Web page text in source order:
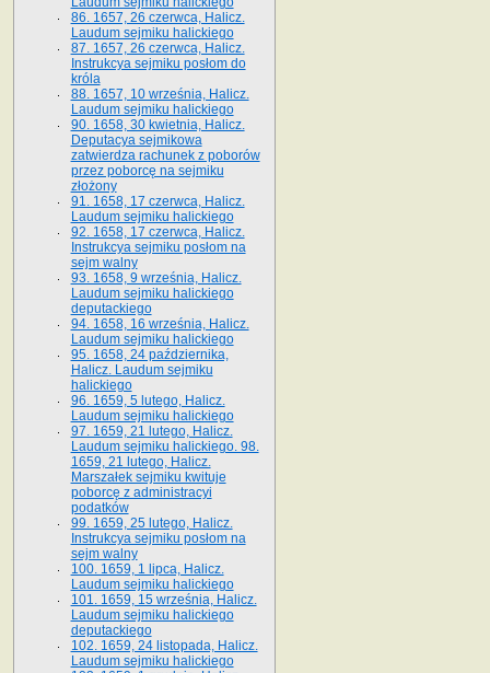
86. 1657, 26 czerwca, Halicz.
Laudum sejmiku halickiego
87. 1657, 26 czerwca, Halicz.
Instrukcya sejmiku posłom do
króla
88. 1657, 10 września, Halicz.
Laudum sejmiku halickiego
90. 1658, 30 kwietnia, Halicz.
Deputacya sejmikowa
zatwierdza rachunek z poborów
przez poborcę na sejmiku
złożony
91. 1658, 17 czerwca, Halicz.
Laudum sejmiku halickiego
92. 1658, 17 czerwca, Halicz.
Instrukcya sejmiku posłom na
sejm walny
93. 1658, 9 września, Halicz.
Laudum sejmiku halickiego
deputackiego
94. 1658, 16 września, Halicz.
Laudum sejmiku halickiego
95. 1658, 24 października,
Halicz. Laudum sejmiku
halickiego
96. 1659, 5 lutego, Halicz.
Laudum sejmiku halickiego
97. 1659, 21 lutego, Halicz.
Laudum sejmiku halickiego. 98.
1659, 21 lutego, Halicz.
Marszałek sejmiku kwituje
poborcę z administracyi
podatków
99. 1659, 25 lutego, Halicz.
Instrukcya sejmiku posłom na
sejm walny
100. 1659, 1 lipca, Halicz.
Laudum sejmiku halickiego
101. 1659, 15 września, Halicz.
Laudum sejmiku halickiego
deputackiego
102. 1659, 24 listopada, Halicz.
Laudum sejmiku halickiego